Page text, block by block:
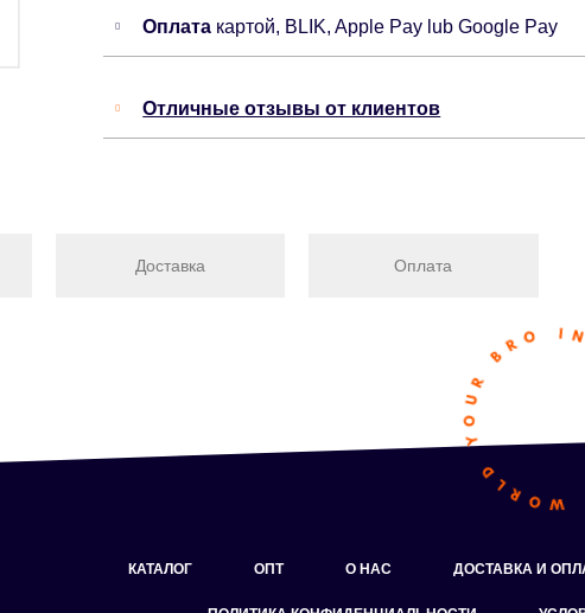
Оплата картой, BLIK, Apple Pay lub Google Pay
Отличные отзывы от клиентов
Доставка Оплата
КАТАЛОГ ОПТ О НАС ДОСТАВКА И